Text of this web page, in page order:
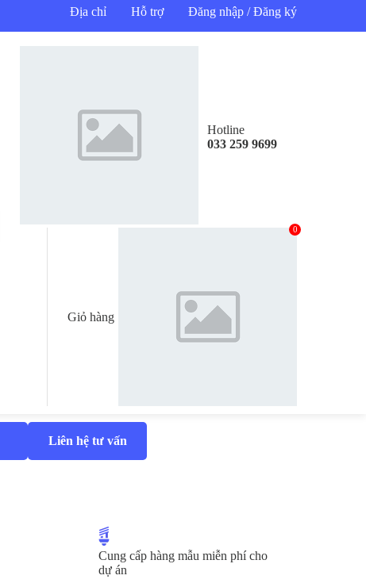
Địa chỉ Hỗ trợ Đăng nhập / Đăng ký
Hotline
033 259 9699
Giỏ hàng
0
Liên hệ tư vấn
Cung cấp hàng mẫu miễn phí cho
dự án